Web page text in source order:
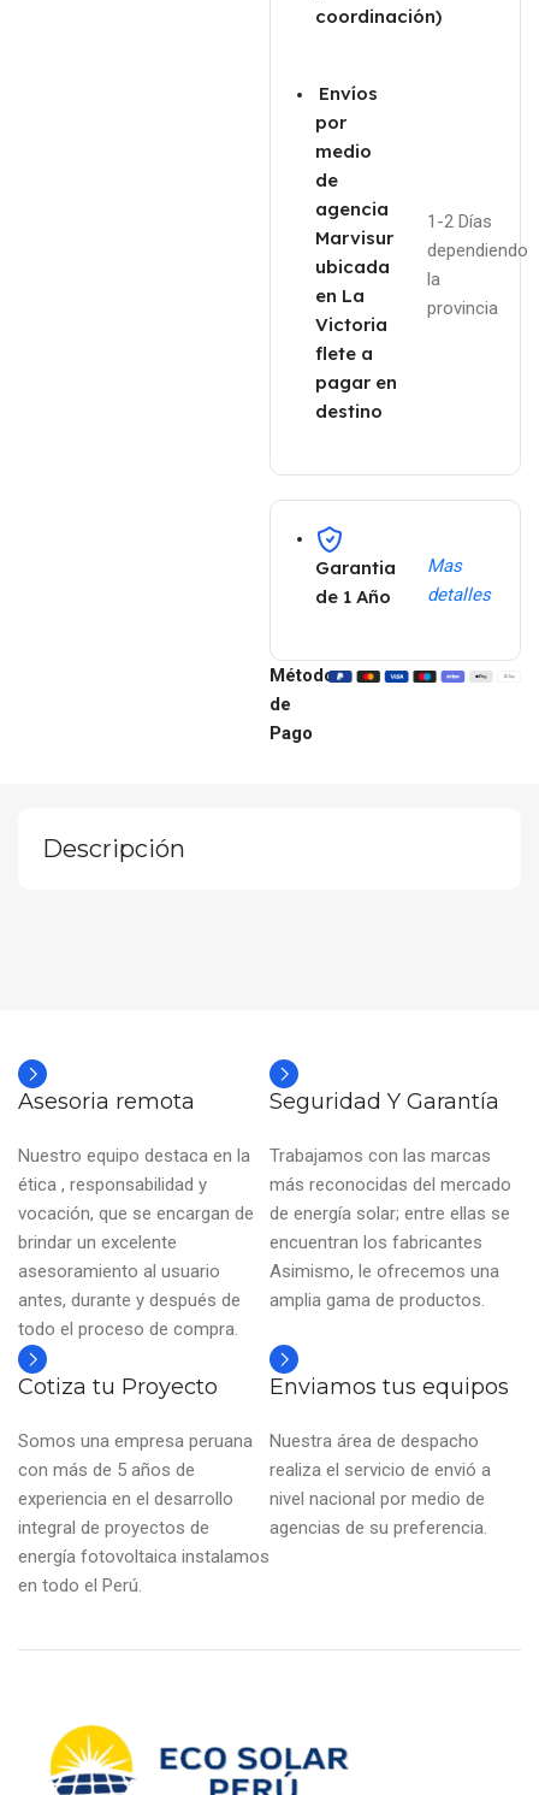
coordinación)
Envíos
por
medio
de
agencia
Marvisur
ubicada
en La
Victoria
flete a
pagar en
destino
1-2 Días
dependiendo
la
provincia
Garantia
de 1 Año
Mas
detalles
Métodos
de
Pago
Descripción
Asesoria remota
Nuestro equipo destaca en la
ética , responsabilidad y
vocación, que se encargan de
brindar un excelente
asesoramiento al usuario
antes, durante y después de
todo el proceso de compra.
Seguridad Y Garantía
Trabajamos con las marcas
más reconocidas del mercado
de energía solar; entre ellas se
encuentran los fabricantes
Asimismo, le ofrecemos una
amplia gama de productos.
Cotiza tu Proyecto
Somos una empresa peruana
con más de 5 años de
experiencia en el desarrollo
integral de proyectos de
energía fotovoltaica instalamos
en todo el Perú.
Enviamos tus equipos
Nuestra área de despacho
realiza el servicio de envió a
nivel nacional por medio de
agencias de su preferencia.